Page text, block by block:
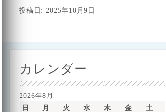
投稿日: 2025年10月9日
カレンダー
2026年8月
日
月 火 水 木 金 土